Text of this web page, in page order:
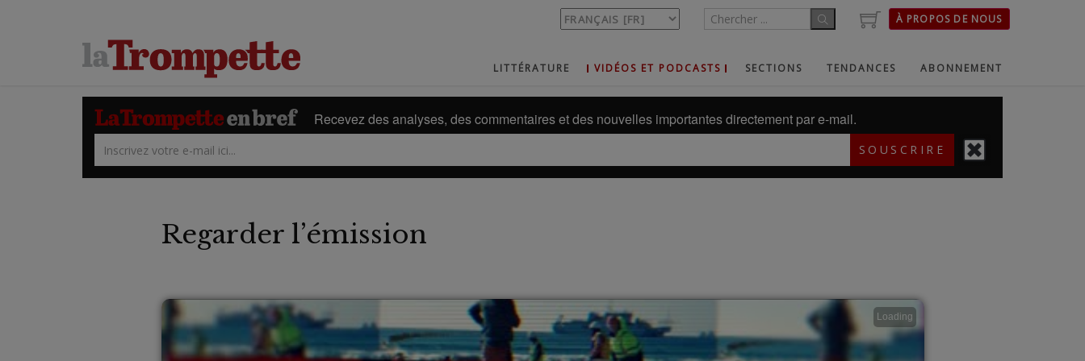
À PROPOS DE NOUS
LITTÉRATURE VIDÉOS ET PODCASTS SECTIONS TENDANCES ABONNEMENT
Recevez des analyses, des commentaires et des nouvelles importantes directement par e-mail.
SOUSCRIRE
Regarder l’émission
Loading